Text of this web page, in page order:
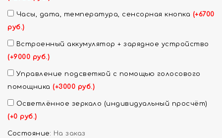
Часы, дата, температура, сенсорная кнопка (+6700
руб.)
Встроенный аккумулятор + зарядное устройство
(+9000 руб.)
Управление подсветкой с помощью голосового
помощника (+3000 руб.)
Осветлённое зеркало (индивидуальный просчёт)
(+0 руб.)
Состояние: На заказ